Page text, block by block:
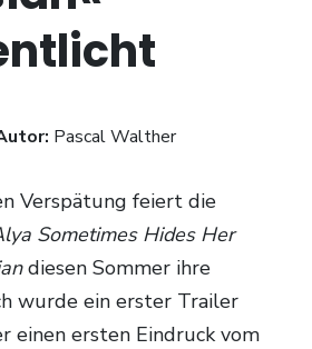
Pascal Walther
Sometimes Hides Her
diesen Sommer ihre
wurde ein erster Trailer
einen ersten Eindruck vom